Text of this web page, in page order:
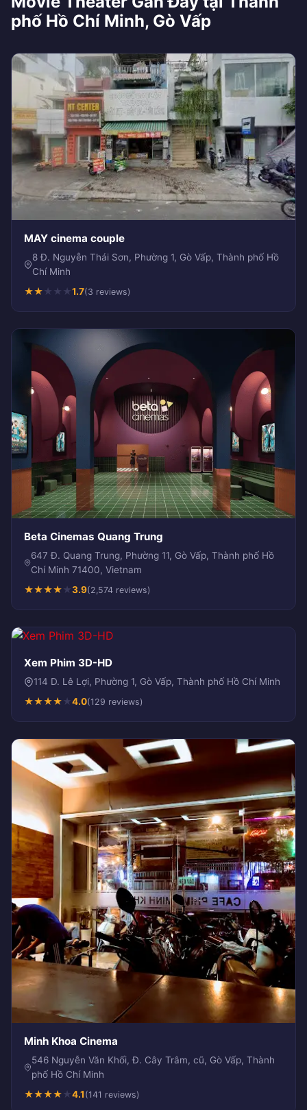
phố Hồ Chí Minh, Gò Vấp
MAY cinema couple
8 Đ. Nguyễn Thái Sơn, Phường 1, Gò Vấp, Thành phố Hồ
Chí Minh
★★★ ★ ★1.7(3 reviews)
Beta Cinemas Quang Trung
647 Đ. Quang Trung, Phường 11, Gò Vấp, Thành phố Hồ
Chí Minh 71400, Vietnam
★★★★★3.9(2,574 reviews)
Xem Phim 3D-HD
114 D. Lê Lợi, Phường 1, Gò Vấp, Thành phố Hồ Chí Minh
★★★★★4.0(129 reviews)
Minh Khoa Cinema
546 Nguyễn Văn Khối, Đ. Cây Trâm, cũ, Gò Vấp, Thành
phố Hồ Chí Minh
★★★★★4.1 (141 reviews)